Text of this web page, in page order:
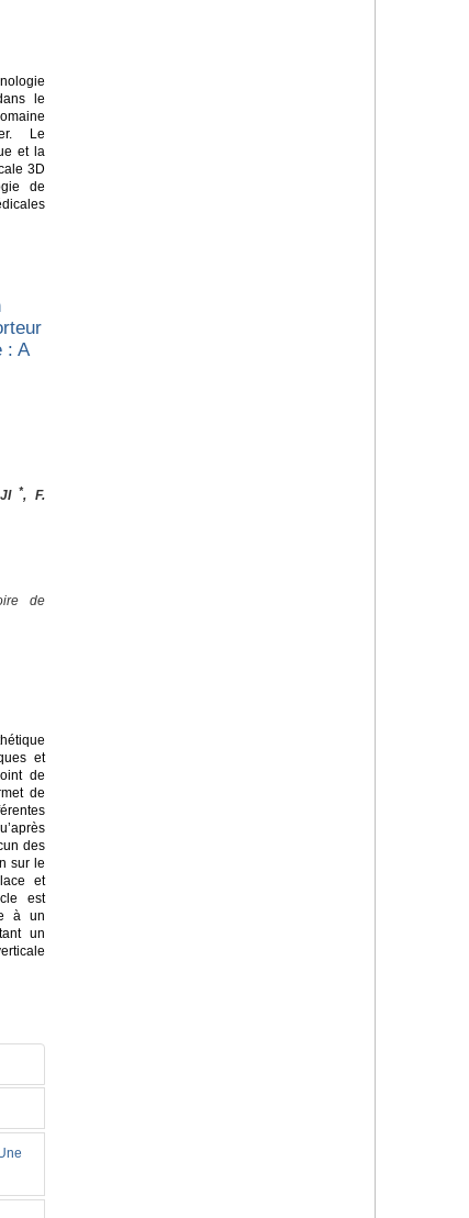
le
Le
et la
3D
de
: A
*, F.
de
et
de
de
des
sur le
et
est
à un
un